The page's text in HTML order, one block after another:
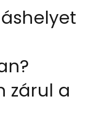
zárul a